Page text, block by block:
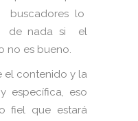
buscadores lo
de nada si el
no es bueno.
el contenido y la
específica, eso
fiel que estará